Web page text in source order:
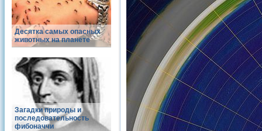
Десятка самых опасных
животных на планете
Загадки природы и
последовательность
фибоначчи